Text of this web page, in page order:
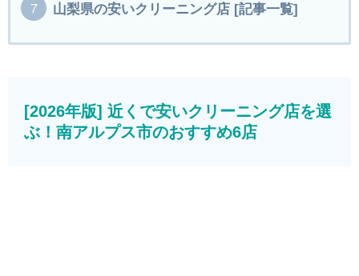
山梨県の安いクリーニング店 [記事一覧]
[2026年版] 近くで安いクリーニング店を選
ぶ！南アルプス市のおすすめ6店